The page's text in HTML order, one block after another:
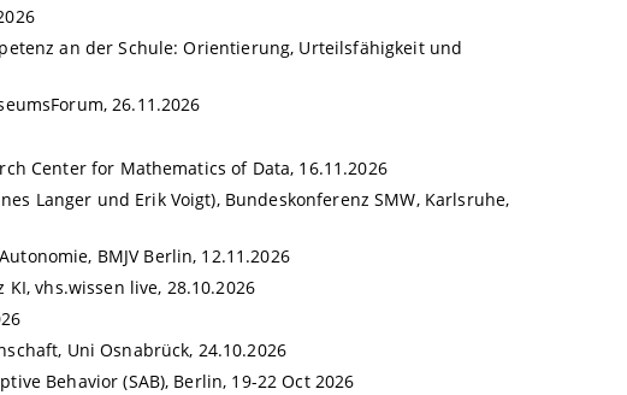
an der Schule: Orientierung, Urteilsfähigkeit und
26.11.2026
Center for Mathematics of Data, 16.11.2026
Langer und Erik Voigt), Bundeskonferenz SMW, Karlsruhe,
BMJV Berlin, 12.11.2026
vhs.wissen live, 28.10.2026
Uni Osnabrück, 24.10.2026
Behavior (SAB), Berlin, 19-22 Oct 2026